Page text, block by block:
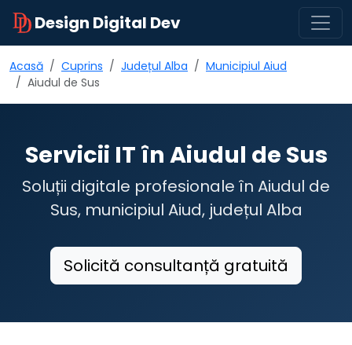
Design Digital Dev
Acasă Cuprins Județul Alba
Municipiul Aiud
Aiudul de Sus
Servicii IT în Aiudul de Sus
Soluții digitale profesionale în Aiudul de
Sus, municipiul Aiud, județul Alba
Solicită consultanță gratuită